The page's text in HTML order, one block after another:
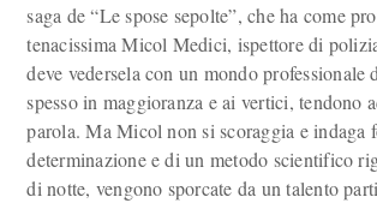
saga de “Le spose sepolte”, che ha come
tenacissima Micol Medici, ispettore di
deve vedersela con un mondo professionale
spesso in maggioranza e ai vertici, tendono
parola. Ma Micol non si scoraggia e indaga
determinazione e di un metodo scientifico
di notte, vengono sporcate da un talento